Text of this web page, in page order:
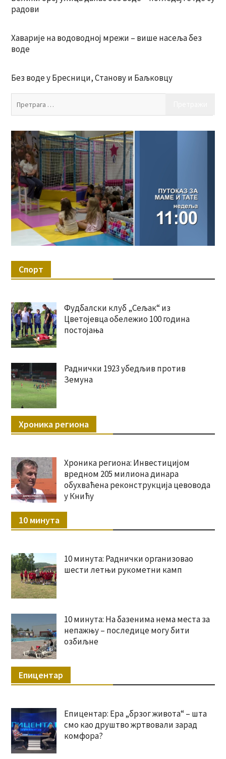
радови
Хаварије на водоводној мрежи – више насеља без
воде
Без воде у Бресници, Станову и Баљковцу
Спорт
Фудбалски клуб „Сељак“ из
Цветојевца обележио 100 година
постојања
Раднички 1923 убедљив против
Земуна
Хроника региона
Хроника региона: Инвестицијом
вредном 205 милиона динара
обухваћена реконструкција цевовода
у Книћу
10 минута
10 минута: Раднички организовао
шести летњи рукометни камп
10 минута: На базенима нема места за
непажњу – последице могу бити
озбиљне
Епицентар
Епицентар: Ера „брзог живота“ – шта
смо као друштво жртвовали зарад
комфора?